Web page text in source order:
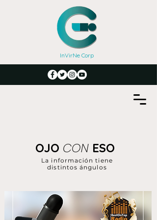
InVirNe Corp
La información tiene
distintos ángulos
OJO CON ESO